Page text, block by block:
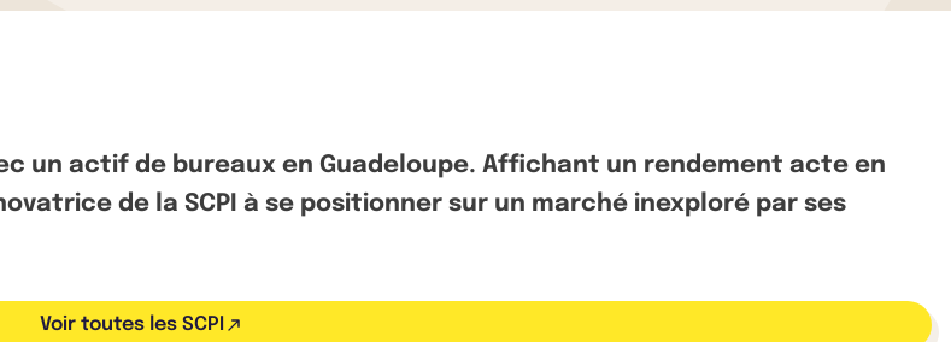
un actif de bureaux en Guadeloupe. Affichant un rendement acte en
de la SCPI à se positionner sur un marché inexploré par ses
Voir toutes les SCPI